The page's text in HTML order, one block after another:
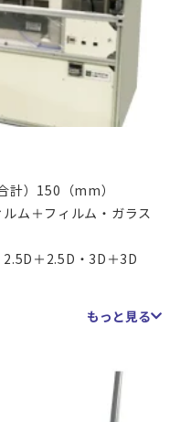
）150（mm）
ム＋フィルム・ガラス
＋2.5D・3D＋3D
もっと見る